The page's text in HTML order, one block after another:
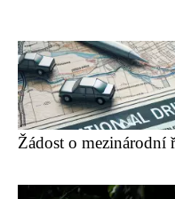
Žádost o mezinárodní